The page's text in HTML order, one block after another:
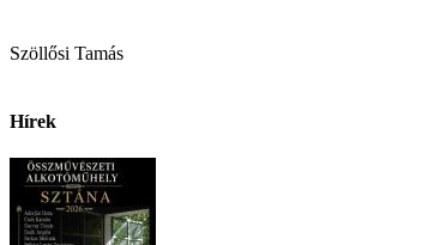
Szöllősi Tamás
Hírek